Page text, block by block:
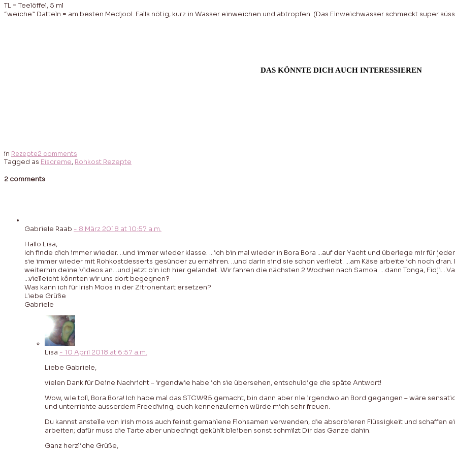
TL = Teelöffel, 5 ml
“weiche” Datteln = am besten Medjool. Falls nötig, kurz in Wasser einweichen und abtropfen. (Das Einweichwasser schmeckt super
DAS KÖNNTE DICH AUCH INTERESSIEREN
in Rezepte2 comments
Tagged as Eiscreme, Rohkost Rezepte
2 comments
Gabriele Raab - 8 März 2018 at 10:57 a.m.
Hallo Lisa,
Ich finde dich immer wieder. ..und immer wieder klasse. …ich bin mal wieder in Bora Bora …auf der Yacht und überlege mir für
sie immer wieder mit Rohkostdesserts gesünder zu ernähren. ..und darin sind sie schon verliebt. …am Käse arbeite ich noch
weiterhin deine Videos an…und jetzt bin ich hier gelandet. Wir fahren die nächsten 2 Wochen nach Samoa. …dann Tonga, Fidji.
…vielleicht kônnten wir uns dort begegnen?
Was kann ich für Irish Moos in der Zitronentart ersetzen?
Liebe Grüße
Gabriele
Lisa - 10 April 2018 at 6:57 a.m.
Liebe Gabriele,
vielen Dank für Deine Nachricht – irgendwie habe ich sie übersehen, entschuldige die späte Antwort!
Wow, wie toll, Bora Bora! Ich habe mal das STCW95 gemacht, bin dann aber nie irgendwo an Bord gegangen – wäre
und unterrichte ausserdem Freediving; euch kennenzulernen würde mich sehr freuen.
Du kannst anstelle von Irish moss auch feinst gemahlene Flohsamen verwenden, die absorbieren Flüssigkeit und schaffen
arbeiten; dafür muss die Tarte aber unbedingt gekühlt bleiben sonst schmilzt Dir das Ganze dahin.
Ganz herzliche Grüße,